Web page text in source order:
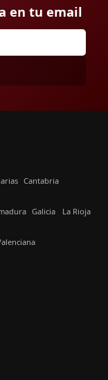
en tu email
Cantabria
Galicia La Rioja